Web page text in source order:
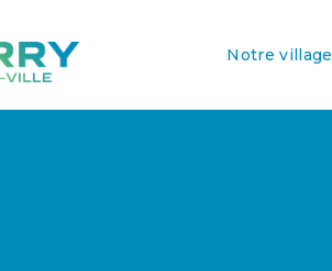
Notre village